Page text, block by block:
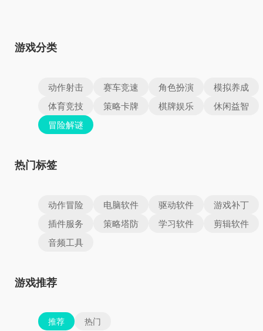
游戏分类
动作射击 赛车竞速 角色扮演
模拟养成
体育竞技
策略卡牌 棋牌娱乐
休闲益智
冒险解谜
热门标签
动作冒险 电脑软件 驱动软件
游戏补丁
插件服务
策略塔防 学习软件
剪辑软件
音频工具
游戏推荐
推荐 热门